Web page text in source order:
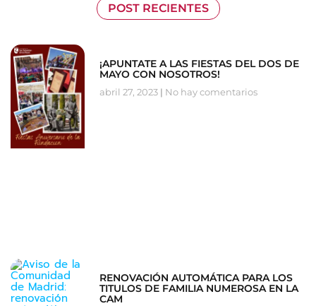
POST RECIENTES
¡APUNTATE A LAS FIESTAS DEL DOS DE
MAYO CON NOSOTROS!
abril 27, 2023 No hay comentarios
RENOVACIÓN AUTOMÁTICA PARA LOS
TITULOS DE FAMILIA NUMEROSA EN LA
CAM